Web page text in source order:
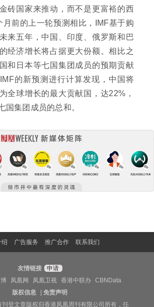
砖国家来推动，而不是更富裕的西
月前的上一轮预测相比，IMF基于购
来五年，中国、印度、俄罗斯和巴
经济增长将占据更大份额。相比之
和日本等七国集团成员的预期贡献
的新预测进行计算发现，中国将
全球增长的最大贡献国，达22%，
国集团成员的总和。
绍 广告服务 推广合作 联系我们
友情链接
申请
凤凰网 凤凰卫视 香港中联办
CBNData
版权信息
|免责声明
刊登文章版权归香港凤凰周刊有限公司所有，任